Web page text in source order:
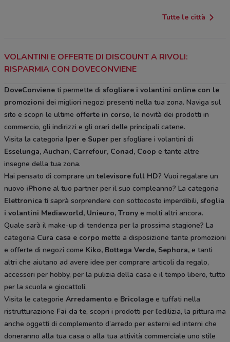
Tutte le città
VOLANTINI E OFFERTE DI DISCOUNT A RIVOLI:
RISPARMIA CON DOVECONVIENE
DoveConviene ti permette di sfogliare i volantini online con le
promozioni dei migliori negozi presenti nella tua zona. Naviga sul
sito e scopri le ultime offerte in corso, le novità dei prodotti in
commercio, gli indirizzi e gli orari delle principali catene.
Visita la categoria Iper e Super per sfogliare i volantini di
Esselunga, Auchan, Carrefour, Conad, Coop e tante altre
insegne della tua zona.
Hai pensato di comprare untelevisore full HD? Vuoi regalare un
nuovo iPhone al tuo partner per il suo compleanno? La categoria
Elettronica ti saprà sorprendere con sottocosto imperdibili, sfoglia
i volantini Mediaworld, Unieuro, Trony e molti altri ancora.
Quale sarà il make-up di tendenza per la prossima stagione? La
categoria Cura casa e corpo mette a disposizione tante promozioni
e offerte di negozi come Kiko, Bottega Verde, Sephora, e tanti
altri che aiutano ad avere idee per comprare articoli da regalo,
accessori per hobby, per la pulizia della casa e il tempo libero, tutto
per la scuola e giocattoli.
Visita le categorie Arredamento e Bricolage e tuffati nella
ristrutturazione Fai da te, scopri i prodotti per l’edilizia, la pittura ma
anche oggetti di complemento d’arredo per esterni ed interni che
doneranno alla tua casa o alla tua attività commerciale uno stile